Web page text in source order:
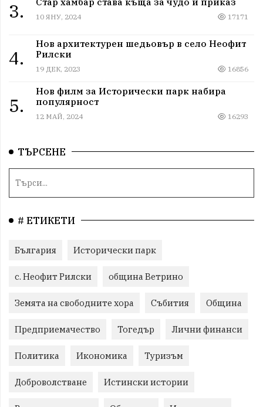
3. 10 ЯНУ, 2024 17171
4.
Нов архитектурен шедьовър в село Неофит
Рилски
19 ДЕК, 2023 16856
5.
Нов филм за Исторически парк набира
популярност
12 МАЙ, 2024 16293
ТЪРСЕНЕ
# ЕТИКЕТИ
България Исторически парк
с. Неофит Рилски община Ветрино
Земята на свободните хора Събития Община
Предприемачество Тогедър Лични финанси
Политика Икономика Туризъм
Доброволстване Истински истории